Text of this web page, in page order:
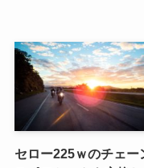
セロー225ｗのチェー